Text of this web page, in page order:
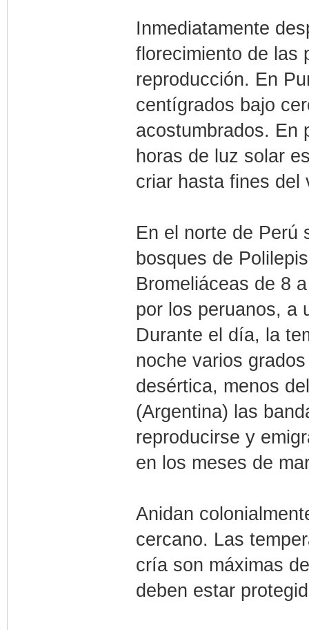
Inmediatamente
florecimiento de las
reproducción. En
centígrados bajo
acostumbrados. En
horas de luz solar
criar hasta fines del
En el norte de Perú
bosques de
Bromeliáceas de 8
por los peruanos, a
Durante el día, la
noche varios
desértica, menos
(Argentina) las
reproducirse y
en los meses de
Anidan
cercano. Las
cría son máximas
deben estar